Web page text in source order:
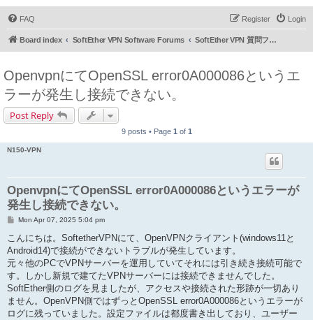
FAQ Login
Register
Board index SoftEther VPN Software Forums SoftEther VPN 質問フォーラム (日本語)
OpenvpnにてOpenSSL error0A000086というエ
ラーが発生し接続できない。
Post Reply
9 posts • Page 1 of 1
N150-VPN
OpenvpnにてOpenSSL error0A000086というエラーが
発生し接続できない。
P
t
Mon Apr 07, 2025 5:04 pm
こんにちは。SoftetherVPNにて、OpenVPNクライアント(windows11と
Android14)で接続ができないトラブルが発生しています。
元々他のPCでVPNサーバーを運用していてそれには引き続き接続可能で
す。しかし新規で建てたVPNサーバーには接続できませんでした。
SoftEther側のログを見ましたが、アクセスや接続された形跡が一切あり
ません。OpenVPN側ではずっとOpenSSL error0A000086というエラーが
ログに残っていました。設定ファイルは都度書き出しており、ユーザー